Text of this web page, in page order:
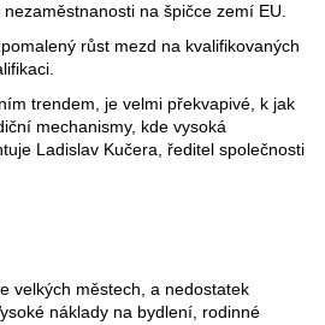
na špičce zemí EU.
růst mezd na kvalifikovaných
trendem, je velmi překvapivé, k jak
mechanismy, kde vysoká
Ladislav Kučera, ředitel společnosti
velkých městech, a nedostatek
náklady na bydlení, rodinné